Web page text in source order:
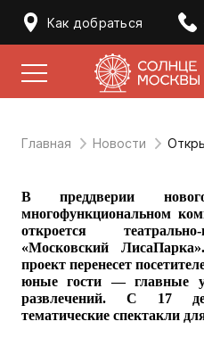
Как добраться
Главная Новости
В преддверии
многофункциональном
откроется
«Московский
проект перенесет
юные гости — главные
развлечений. С 17
тематические спектакли